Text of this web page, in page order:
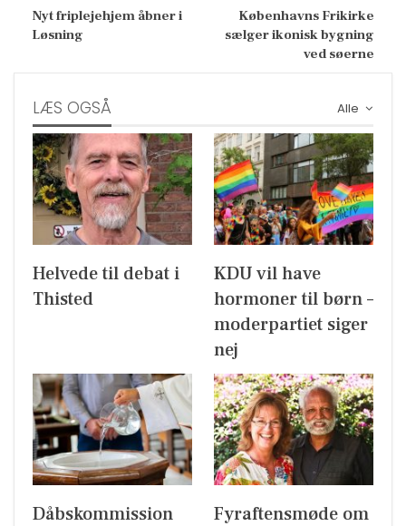
Nyt friplejehjem åbner i
Løsning
Københavns Frikirke
sælger ikonisk bygning
ved søerne
Alle
LÆS OGSÅ
Helvede til debat i
Thisted
KDU vil have
hormoner til børn –
moderpartiet siger
nej
Dåbskommission Fyraftensmøde om